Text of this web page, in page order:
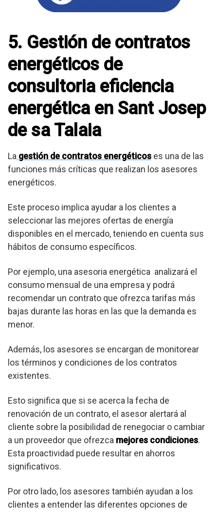
5. Gestión de contratos
energéticos de
consultoria eficiencia
energética en Sant Josep
de sa Talaia
La gestión de contratos energéticos es una de las
funciones más críticas que realizan los asesores
energéticos.
Este proceso implica ayudar a los clientes a
seleccionar las mejores ofertas de energía
disponibles en el mercado, teniendo en cuenta sus
hábitos de consumo específicos.
Por ejemplo, una asesoria energética analizará el
consumo mensual de una empresa y podrá
recomendar un contrato que ofrezca tarifas más
bajas durante las horas en las que la demanda es
menor.
Además, los asesores se encargan de monitorear
los términos y condiciones de los contratos
existentes.
Esto significa que si se acerca la fecha de
renovación de un contrato, el asesor alertará al
cliente sobre la posibilidad de renegociar o cambiar
a un proveedor que ofrezca mejores condiciones.
Esta proactividad puede resultar en ahorros
significativos.
Por otro lado, los asesores también ayudan a los
clientes a entender las diferentes opciones de